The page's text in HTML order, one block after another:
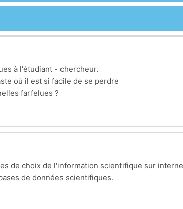
à l'étudiant - chercheur.
où il est si facile de se perdre
farfelues ?
outils, de connaître les
diversifier les sources
l'information exacte.
que leurs ancêtres s'ils ne
outil de recherche mal choisi, et
ou n'obtient qu'une maigre liste
certaines connaissances sur
une méthodologie de recherche scientifique ...
de choix de l'information scientifique sur
de données scientifiques.